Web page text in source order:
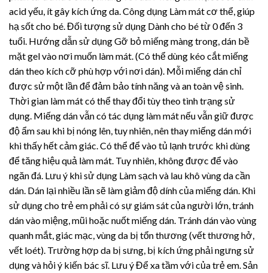
acid yếu, ít gây kích ứng da. Công dụng Làm mát cơ thể, giúp
hạ sốt cho bé. Đối tượng sử dụng Dành cho bé từ 0 đến 3
tuổi. Hướng dẫn sử dụng Gỡ bỏ miếng màng trong, dán bề
mặt gel vào nơi muốn làm mát. (Có thể dùng kéo cắt miếng
dán theo kích cỡ phù hợp với nơi dán). Mỗi miếng dán chỉ
được sử một lần để đảm bảo tính năng và an toàn vệ sinh.
Thời gian làm mát có thể thay đổi tùy theo tình trạng sử
dụng. Miếng dán vẫn có tác dụng làm mát nếu vẫn giữ được
độ ẩm sau khi bị nóng lên, tuy nhiên, nên thay miếng dán mới
khi thấy hết cảm giác. Có thể để vào tủ lạnh trước khi dùng
để tăng hiệu quả làm mát. Tuy nhiên, không được để vào
ngăn đá. Lưu ý khi sử dụng Làm sạch và lau khô vùng da cần
dán. Dán lại nhiều lần sẽ làm giảm độ dính của miếng dán. Khi
sử dụng cho trẻ em phải có sự giám sát của người lớn, tránh
dán vào miệng, mũi hoặc nuốt miếng dán. Tránh dán vào vùng
quanh mắt, giác mạc, vùng da bị tổn thương (vết thương hở,
vết loét). Trường hợp da bị sưng, bị kích ứng phải ngưng sử
dụng và hỏi ý kiến bác sĩ. Lưu ý Để xa tầm với của trẻ em. Sản